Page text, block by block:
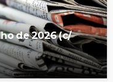
de 2026 (c/